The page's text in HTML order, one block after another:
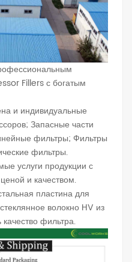
Fillers с богатым
и индивидуальные
Запасные части
фильтры; Фильтры
фильтры.
услуги продукции с
и качеством.
пластина для
волокно HV из
фильтра.